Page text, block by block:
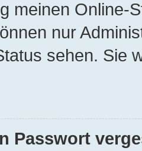
meinen Online-
nur
sehen. Sie
Passwort